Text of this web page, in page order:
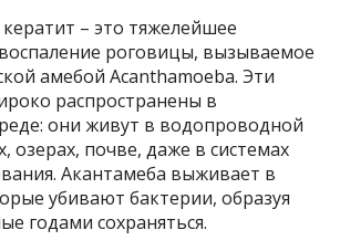
– это тяжелейшее
роговицы, вызываемое
амебой Acanthamoeba. Эти
распространены в
они живут в водопроводной
озерах, почве, даже в системах
Акантамеба выживает в
убивают бактерии, образуя
годами сохраняться.